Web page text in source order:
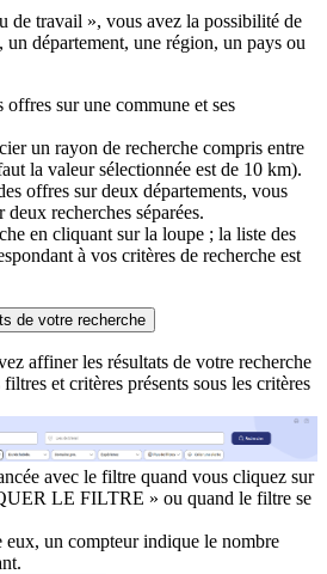
de travail », vous avez la possibilité de
un département, une région, un pays ou
offres sur une commune et ses
un rayon de recherche compris entre
la valeur sélectionnée est de 10 km).
offres sur deux départements, vous
recherches séparées.
en cliquant sur la loupe ; la liste des
à vos critères de recherche est
de votre recherche
affiner les résultats de votre recherche
et critères présents sous les critères
avec le filtre quand vous cliquez sur
LE FILTRE » ou quand le filtre se
eux, un compteur indique le nombre